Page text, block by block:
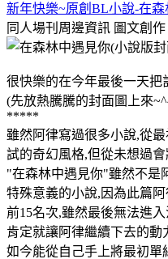
新年快樂~原創BL小說-在
同人場刊周邊資訊 圖文創作
很快樂的在今年最後一天把
(先放熱騰騰的封面圖上來
*****
雖然阿律寫過很多小說,從
試的奇幻風格,但從未想過
"在森林中遇見你"雖然不是
特殊意義的小說,因為此篇
前15名次,雖然最後無法進
肯定就讓阿律繼續下去的動
如今能從自己手上將最初單